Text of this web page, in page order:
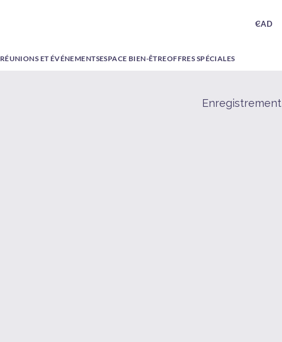
CAD
RÉUNIONS ET ÉVÉNEMENTSESPACE BIEN-ÊTREOFFRES SPÉCIALES
Enregistrement